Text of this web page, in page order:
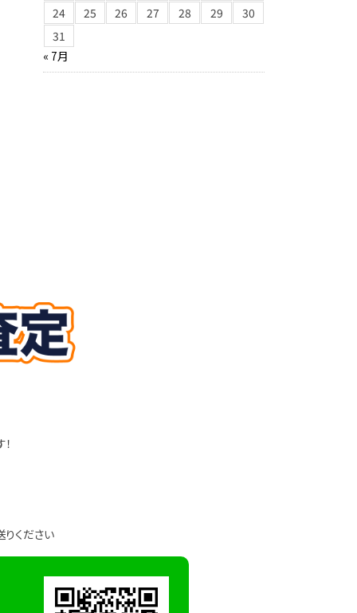
24
25 26 27 28 29
30
31
« 7月
ください